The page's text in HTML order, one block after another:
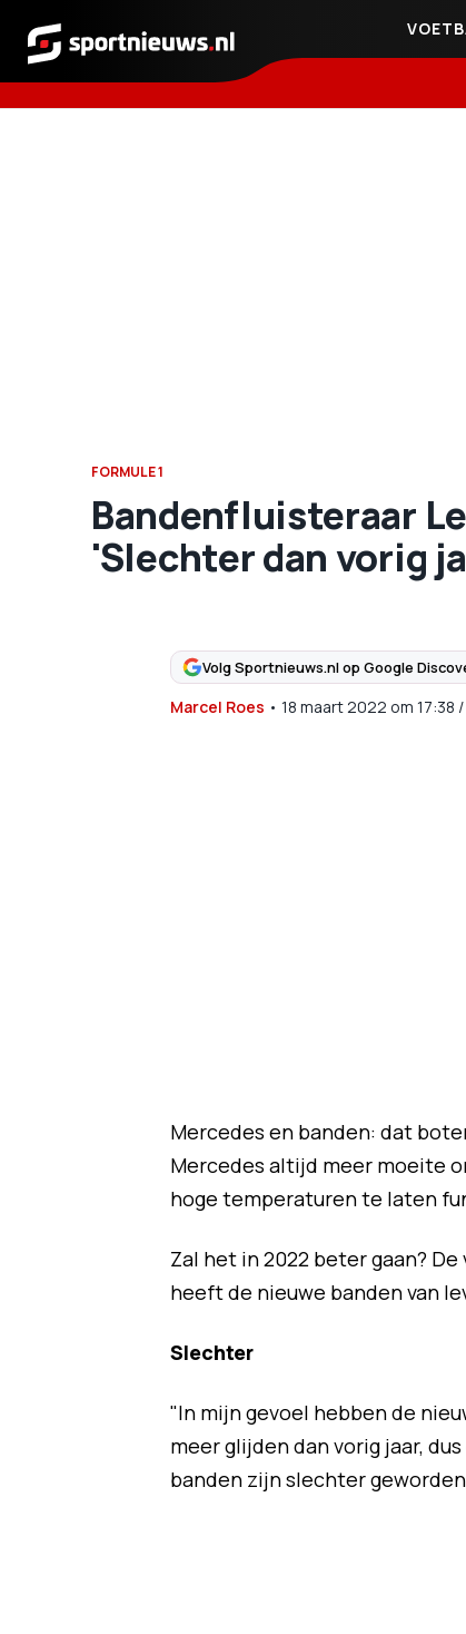
Sportnieuws.nl
FORMULE 1
Bandenfluisteraar
'Slechter dan vorig
Volg Sportnieuws.nl op Google
Marcel Roes • 18 maart 2022 om 17:38 /
Mercedes en banden: dat
Mercedes altijd meer moeite
hoge temperaturen te laten
Zal het in 2022 beter gaan?
heeft de nieuwe banden van
Slechter
"In mijn gevoel hebben de
meer glijden dan vorig jaar,
banden zijn slechter